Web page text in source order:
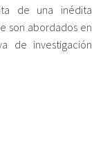
de una inédita
son abordados en
de investigación